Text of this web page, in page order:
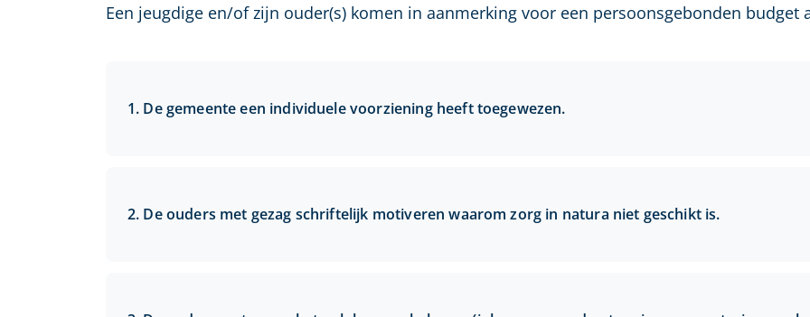
Een jeugdige en/of zijn ouder(s) komen in aanmerking voor een persoonsgebonden budget
De gemeente een individuele voorziening heeft toegewezen.
De ouders met gezag schriftelijk motiveren waarom zorg in natura niet geschikt is.